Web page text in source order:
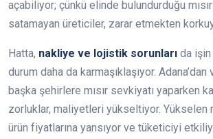
açabiliyor; çünkü elinde bulundurduğu
satamayan üreticiler, zarar etmekten
Hatta, nakliye ve lojistik sorunları da
durum daha da karmaşıklaşıyor. Adana’dan
başka şehirlere mısır sevkiyatı yaparken
zorluklar, maliyetleri yükseltiyor. Yükselen
ürün fiyatlarına yansıyor ve tüketiciyi